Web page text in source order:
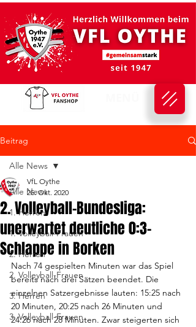
Beitrag
Alle News
1. Herren
1. Volleyball-Frauen
2. Herren
2. Volleyball-Frauen
3. Herren
3. Volleyball-Frauen
Alle News
2. Volleyball-Bundesliga:
unerwartet deutliche 0:3-
Schlappe in Borken
VfL Oythe
25. Okt. 2020
Nach 74 gespielten Minuten war das Spiel
bereits nach drei Sätzen beendet. Die
einzelnen Satzergebnisse lauten: 15:25 nach
20 Minuten, 20:25 nach 26 Minuten und
24:26 nach 28 Minuten. Zwar steigerten sich